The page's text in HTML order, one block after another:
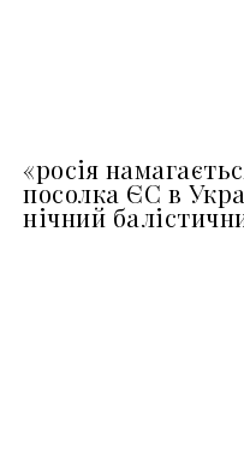
«росія
посолка ЄС в
нічний